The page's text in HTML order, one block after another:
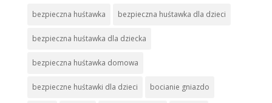
bezpieczna huśtawka bezpieczna huśtawka dla dzieci
bezpieczna huśtawka dla dziecka
bezpieczna huśtawka domowa
bezpieczne huśtawki dla dzieci bocianie gniazdo